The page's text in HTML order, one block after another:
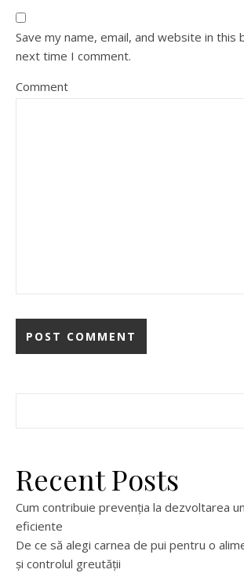
Save my name, email, and website in
next time I comment.
Comment
Recent Posts
Cum contribuie prevenția la dezvoltarea
eficiente
De ce să alegi carnea de pui pentru o
și controlul greutății